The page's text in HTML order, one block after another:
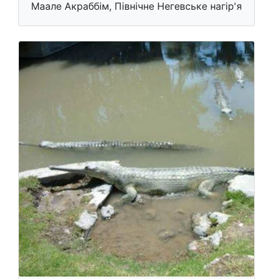
Маале Акраббім, Північне Негевське нагір'я